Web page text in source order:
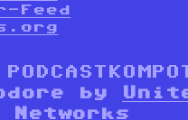
Feed
by
Networks